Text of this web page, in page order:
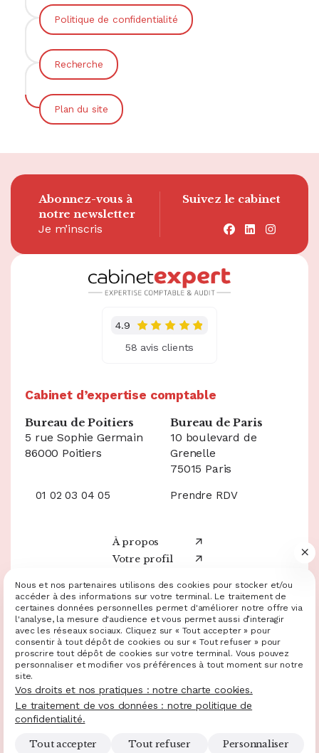
05 49 20 60 20
Demande de devis
Facebook
Instagram
Chatbot
Politique de confidentialité
Recherche
Plan du site
Cabinet d’expertise comptable
Bureau de Poitiers
5 rue Sophie Germain
86000 Poitiers
Bureau de Paris
10 boulevard de
Grenelle
75015 Paris
À propos
Votre profil
Ressources
Nos annonces
4.9
58 avis clients
01 02 03 04 05 Prendre RDV
Abonnez-vous à
notre newsletter
Je m’inscris
Suivez le cabinet
facebook
linkedin
Mentions légales et RGPDPlan du siteGestion des cookies
Charte cookiesPolitique de confidentialité
© 2025 - 2026 Site réalisé par Les Echos Publishing
Administration
Nous et nos partenaires utilisons des cookies pour stocker et/ou
accéder à des informations sur votre terminal. Le traitement de
certaines données personnelles permet d'améliorer notre offre via
l'analyse, la mesure d'audience et vous permet aussi d’interagir
avec les réseaux sociaux. Cliquez sur « Tout accepter » pour
consentir à tout dépôt de cookies ou sur « Tout refuser » pour
proscrire tout dépôt de cookies sur votre terminal. Vous pouvez
personnaliser et modifier vos préférences à tout moment sur notre
site.
Vos droits et nos pratiques : notre charte cookies.
Le traitement de vos données : notre politique de
confidentialité.
Tout accepter Tout refuser Personnaliser